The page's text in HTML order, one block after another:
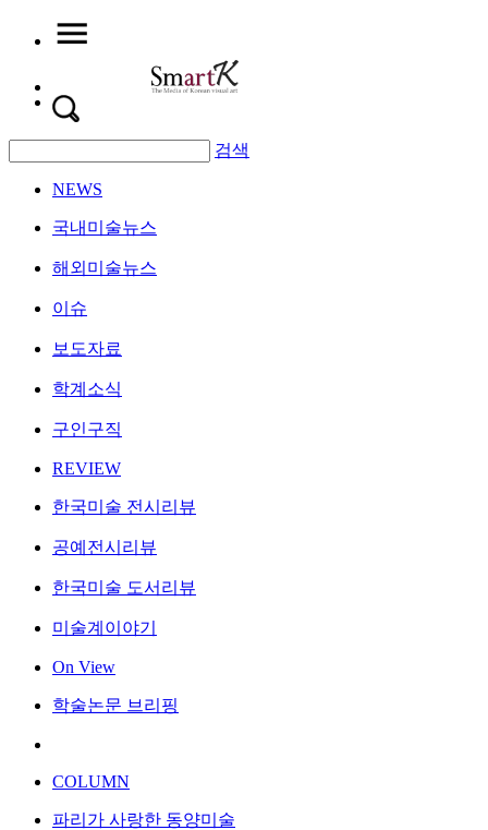
검색
NEWS
국내미술뉴스
해외미술뉴스
이슈
보도자료
학계소식
구인구직
REVIEW
한국미술 전시리뷰
공예전시리뷰
한국미술 도서리뷰
미술계이야기
On View
학술논문 브리핑
COLUMN
파리가 사랑한 동양미술